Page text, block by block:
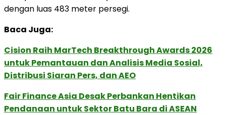
dengan luas 483 meter persegi.
Baca Juga:
Cision Raih MarTech Breakthrough Awards 2026
untuk Pemantauan dan Analisis Media Sosial,
Distribusi Siaran Pers, dan AEO
Fair Finance Asia Desak Perbankan Hentikan
Pendanaan untuk Sektor Batu Bara di ASEAN